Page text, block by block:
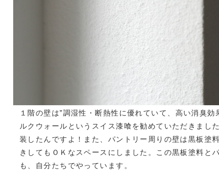
１階の壁は”調湿性・断熱性に優れていて、高い消臭
ルクウォールというスイス漆喰を勧めていただきまし
装したんですよ！また、パントリー周りの壁は黒板塗
きしてもＯＫなスペースにしました。この黒板塗料と
も、自分たちでやっています。